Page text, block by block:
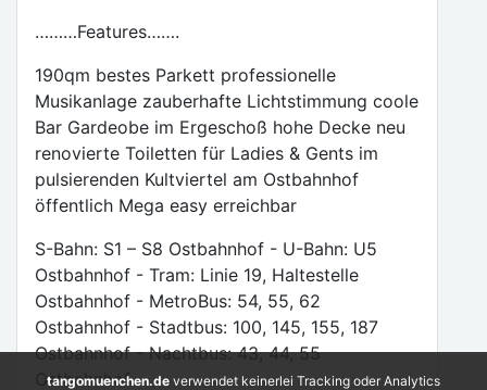
………Features…….
190qm bestes Parkett professionelle
Musikanlage zauberhafte Lichtstimmung coole
Bar Gardeobe im Ergeschoß hohe Decke neu
renovierte Toiletten für Ladies & Gents im
pulsierenden Kultviertel am Ostbahnhof
öffentlich Mega easy erreichbar
S-Bahn: S1 – S8 Ostbahnhof - U-Bahn: U5
Ostbahnhof - Tram: Linie 19, Haltestelle
Ostbahnhof - MetroBus: 54, 55, 62
Ostbahnhof - Stadtbus: 100, 145, 155, 187
Ostbahnhof - Nachtbus: 43, 44, 55
Ostbahnhof
tangomuenchen.de verwendet keinerlei Tracking oder Analytics